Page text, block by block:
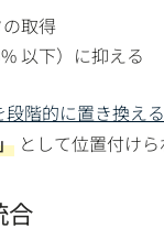
取得
以下）に抑える
階的に置き換え
として位置付けら
合